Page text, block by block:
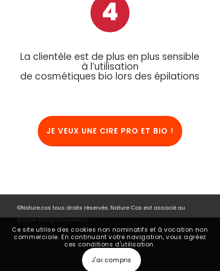
La clientèle est de plus en plus sensible
à l’utilisation
de cosmétiques bio lors des épilations
JE VEUX UNE CIRE PRO ET BIO !
©Nature.cos tous droits réservés. Nature Cos est associé au
groupe Thalgo Cosmetics
Ce site utilise des cookies non nominatifs et à vocation non
commerciale. En continuant votre navigation, vous agréez
ces conditions d'utilisation.
J'ai compris